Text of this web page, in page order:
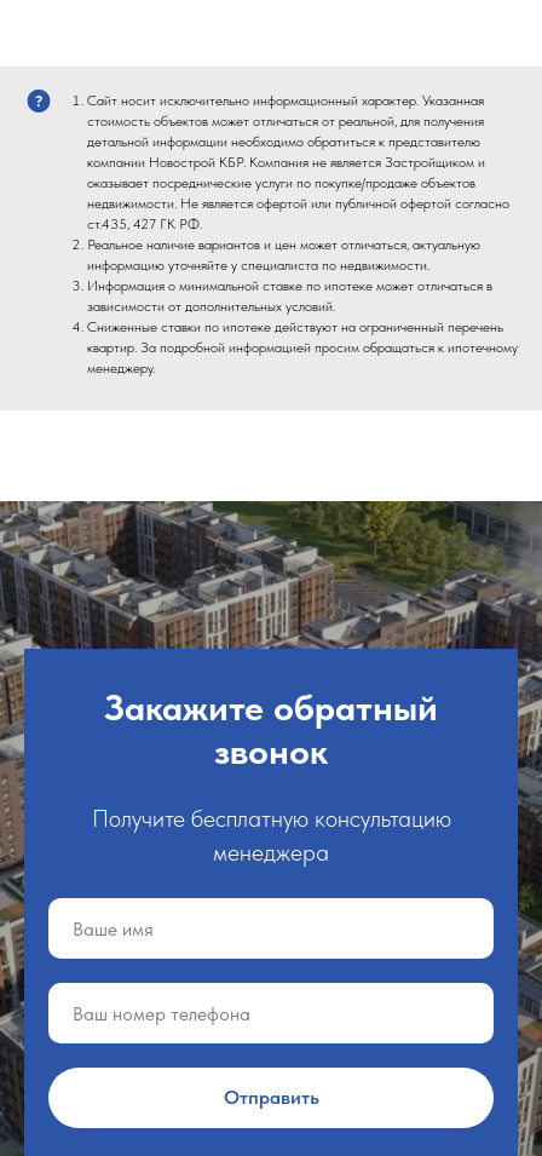
Сайт носит исключительно информационный характер. Указанная
стоимость объектов может отличаться от реальной, для получения
детальной информации необходимо обратиться к представителю
компании Новострой КБР. Компания не является Застройщиком и
оказывает посреднические услуги по покупке/продаже объектов
недвижимости. Не является офертой или публичной офертой согласно
ст.435, 427 ГК РФ.
Реальное наличие вариантов и цен может отличаться, актуальную
информацию уточняйте у специалиста по недвижимости.
Информация о минимальной ставке по ипотеке может отличаться в
зависимости от дополнительных условий.
Сниженные ставки по ипотеке действуют на ограниченный перечень
квартир. За подробной информацией просим обращаться к ипотечному
менеджеру.
Закажите обратный
звонок
Получите бесплатную консультацию
менеджера
Отправить